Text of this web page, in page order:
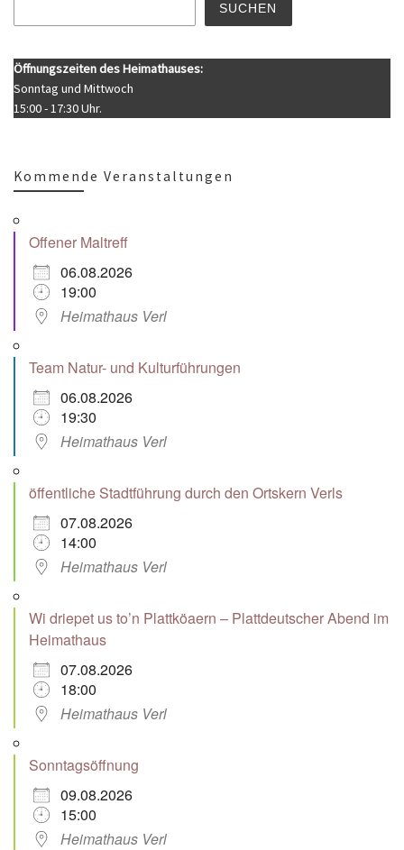
SUCHEN
Öffnungszeiten des Heimathauses:
Sonntag und Mittwoch
15:00 - 17:30 Uhr.
Kommende Veranstaltungen
Offener Maltreff
06.08.2026
19:00
Heimathaus Verl
Team Natur- und Kulturführungen
06.08.2026
19:30
Heimathaus Verl
öffentliche Stadtführung durch den Ortskern Verls
07.08.2026
14:00
Heimathaus Verl
Wi driepet us to’n Plattköaern – Plattdeutscher Abend im
Heimathaus
07.08.2026
18:00
Heimathaus Verl
Sonntagsöffnung
09.08.2026
15:00
Heimathaus Verl